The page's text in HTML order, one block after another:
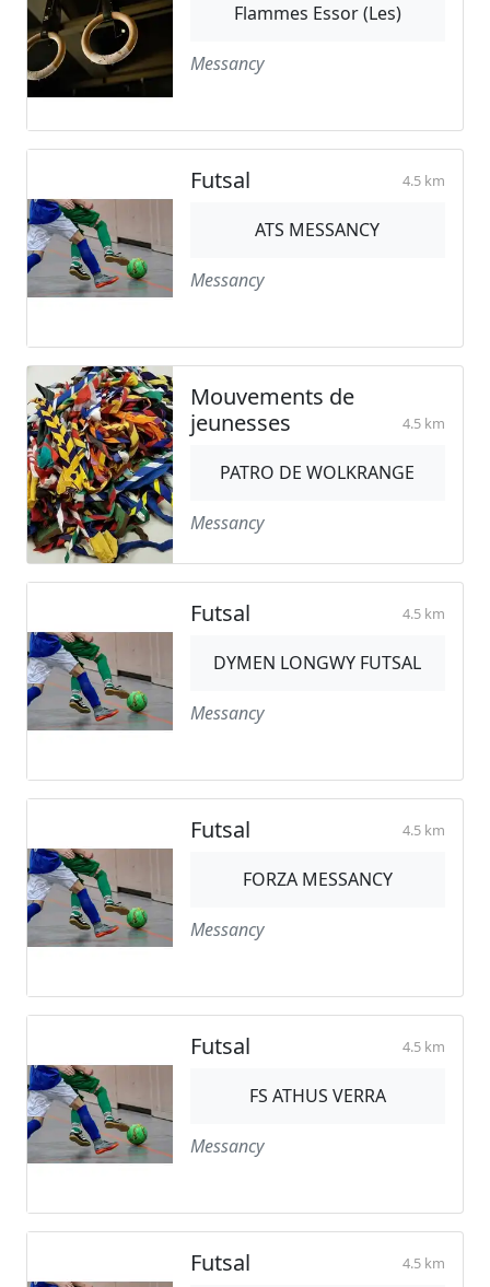
Flammes Essor (Les)
Messancy
Futsal 4.5 km
ATS MESSANCY
Messancy
Mouvements de
jeunesses
4.5 km
PATRO DE WOLKRANGE
Messancy
Futsal 4.5 km
DYMEN LONGWY FUTSAL
Messancy
Futsal 4.5 km
FORZA MESSANCY
Messancy
Futsal 4.5 km
FS ATHUS VERRA
Messancy
Futsal 4.5 km